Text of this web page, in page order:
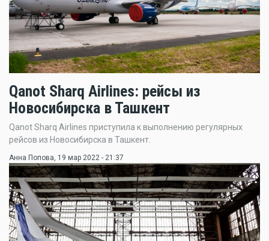
Qanot Sharq Airlines: рейсы из
Новосибирска в Ташкент
Qanot Sharq Airlines приступила к выполнению регулярных
рейсов из Новосибирска в Ташкент.
Анна Попова, 19 мар 2022 - 21:37